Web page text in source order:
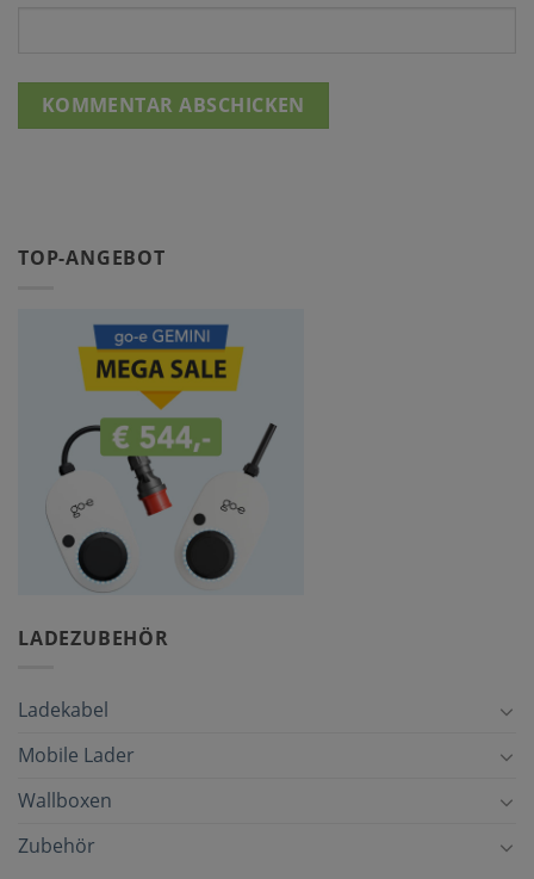
TOP-ANGEBOT
LADEZUBEHÖR
Ladekabel
Mobile Lader
Wallboxen
Zubehör